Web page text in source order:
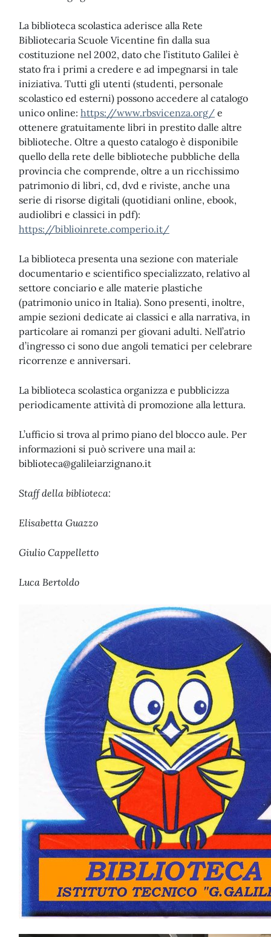
La biblioteca scolastica aderisce alla Rete
Bibliotecaria Scuole Vicentine fin dalla sua
costituzione nel 2002, dato che l’istituto Galilei è
stato fra i primi a credere e ad impegnarsi in tale
iniziativa. Tutti gli utenti (studenti, personale
scolastico ed esterni) possono accedere al catalogo
unico online: https://www.rbsvicenza.org/ e
ottenere gratuitamente libri in prestito dalle altre
biblioteche. Oltre a questo catalogo è disponibile
quello della rete delle biblioteche pubbliche della
provincia che comprende, oltre a un ricchissimo
patrimonio di libri, cd, dvd e riviste, anche una
serie di risorse digitali (quotidiani online, ebook,
audiolibri e classici in pdf):
https://biblioinrete.comperio.it/
La biblioteca presenta una sezione con materiale
documentario e scientifico specializzato, relativo al
settore conciario e alle materie plastiche
(patrimonio unico in Italia). Sono presenti, inoltre,
ampie sezioni dedicate ai classici e alla narrativa, in
particolare ai romanzi per giovani adulti. Nell’atrio
d’ingresso ci sono due angoli tematici per celebrare
ricorrenze e anniversari.
La biblioteca scolastica organizza e pubblicizza
periodicamente attività di promozione alla lettura.
L’ufficio si trova al primo piano del blocco aule. Per
informazioni si può scrivere una mail a:
biblioteca@galileiarzignano.it
Staff della biblioteca:
Elisabetta Guazzo
Giulio Cappelletto
Luca Bertoldo